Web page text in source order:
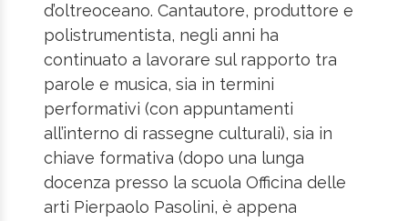
d’oltreoceano. Cantautore, produttore e
polistrumentista, negli anni ha
continuato a lavorare sul rapporto tra
parole e musica, sia in termini
performativi (con appuntamenti
all’interno di rassegne culturali), sia in
chiave formativa (dopo una lunga
docenza presso la scuola Officina delle
arti Pierpaolo Pasolini, è appena